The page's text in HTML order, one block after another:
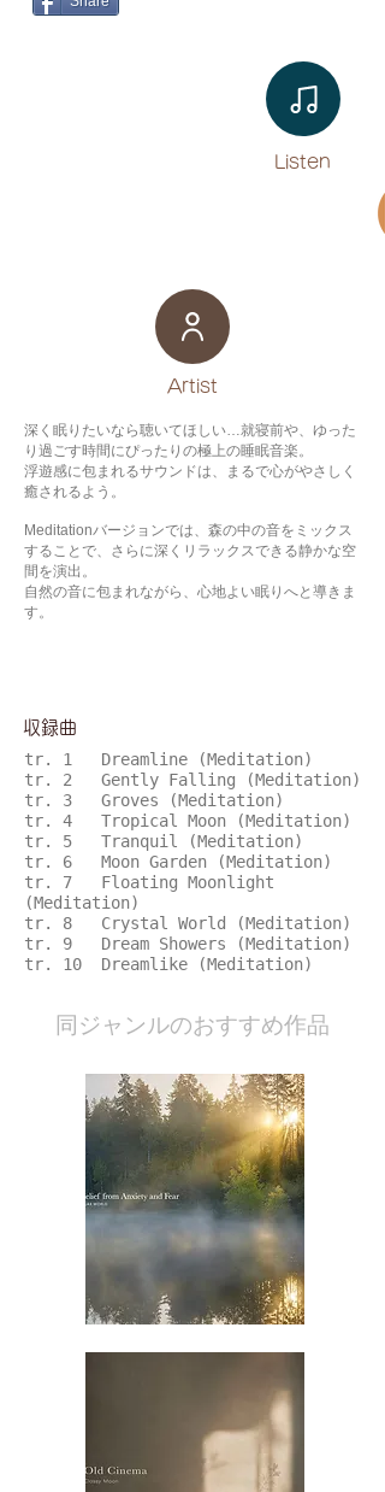
Listen​
​Artist
深く眠りたいなら聴いてほしい…就寝前や、ゆった
り過ごす時間にぴったりの極上の睡眠音楽。
浮遊感に包まれるサウンドは、まるで心がやさしく
癒されるよう。
Meditationバージョンでは、森の中の音をミックス
することで、さらに深くリラックスできる静かな空
間を演出。
自然の音に包まれながら、心地よい眠りへと導きま
す。
​収録曲
tr. 1 Dreamline (Meditation)
tr. 2 Gently Falling (Meditation)
tr. 3 Groves (Meditation)
tr. 4 Tropical Moon (Meditation)
tr. 5 Tranquil (Meditation)
tr. 6 Moon Garden (Meditation)
tr. 7 Floating Moonlight
(Meditation)
tr. 8 Crystal World (Meditation)
tr. 9 Dream Showers (Meditation)
tr. 10 Dreamlike (Meditation)
​同ジャンルのおすすめ作品